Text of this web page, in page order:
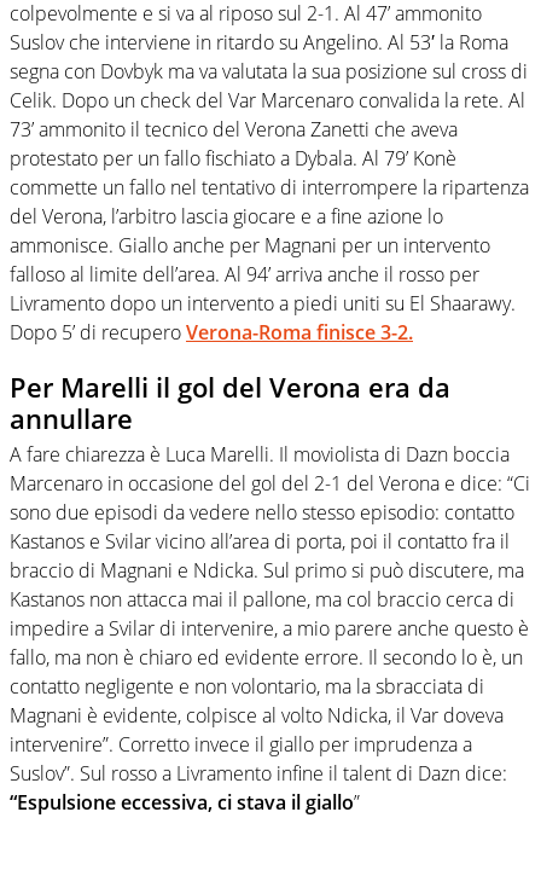
colpevolmente e si va al riposo sul 2-1. Al 47’ ammonito
Suslov che interviene in ritardo su Angelino. Al 53′ la Roma
segna con Dovbyk ma va valutata la sua posizione sul cross di
Celik. Dopo un check del Var Marcenaro convalida la rete. Al
73’ ammonito il tecnico del Verona Zanetti che aveva
protestato per un fallo fischiato a Dybala. Al 79’ Konè
commette un fallo nel tentativo di interrompere la ripartenza
del Verona, l’arbitro lascia giocare e a fine azione lo
ammonisce. Giallo anche per Magnani per un intervento
falloso al limite dell’area. Al 94’ arriva anche il rosso per
Livramento dopo un intervento a piedi uniti su El Shaarawy.
Dopo 5’ di recuperoVerona-Roma finisce 3-2.
Per Marelli il gol del Verona era da
annullare
A fare chiarezza è Luca Marelli. Il moviolista di Dazn boccia
Marcenaro in occasione del gol del 2-1 del Verona e dice: “Ci
sono due episodi da vedere nello stesso episodio: contatto
Kastanos e Svilar vicino all’area di porta, poi il contatto fra il
braccio di Magnani e Ndicka. Sul primo si può discutere, ma
Kastanos non attacca mai il pallone, ma col braccio cerca di
impedire a Svilar di intervenire, a mio parere anche questo è
fallo, ma non è chiaro ed evidente errore. Il secondo lo è, un
contatto negligente e non volontario, ma la sbracciata di
Magnani è evidente, colpisce al volto Ndicka, il Var doveva
intervenire”. Corretto invece il giallo per imprudenza a
Suslov”. Sul rosso a Livramento infine il talent di Dazn dice:
“Espulsione eccessiva, ci stava il giallo”